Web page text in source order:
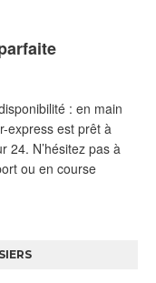
: en main
express est prêt à
24. N’hésitez pas à
ou en course